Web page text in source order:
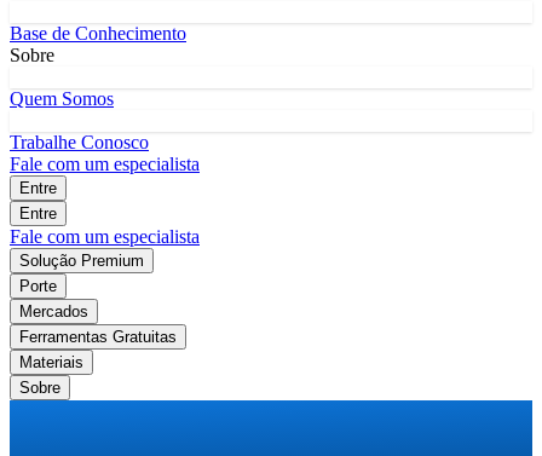
Base de Conhecimento
Sobre
Quem Somos
Trabalhe Conosco
Fale com um especialista
Entre
Entre
Fale com um especialista
Solução Premium
Porte
Mercados
Ferramentas Gratuitas
Materiais
Sobre